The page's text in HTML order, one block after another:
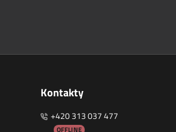
Kontakty
+420 313 037 477
OFFLINE